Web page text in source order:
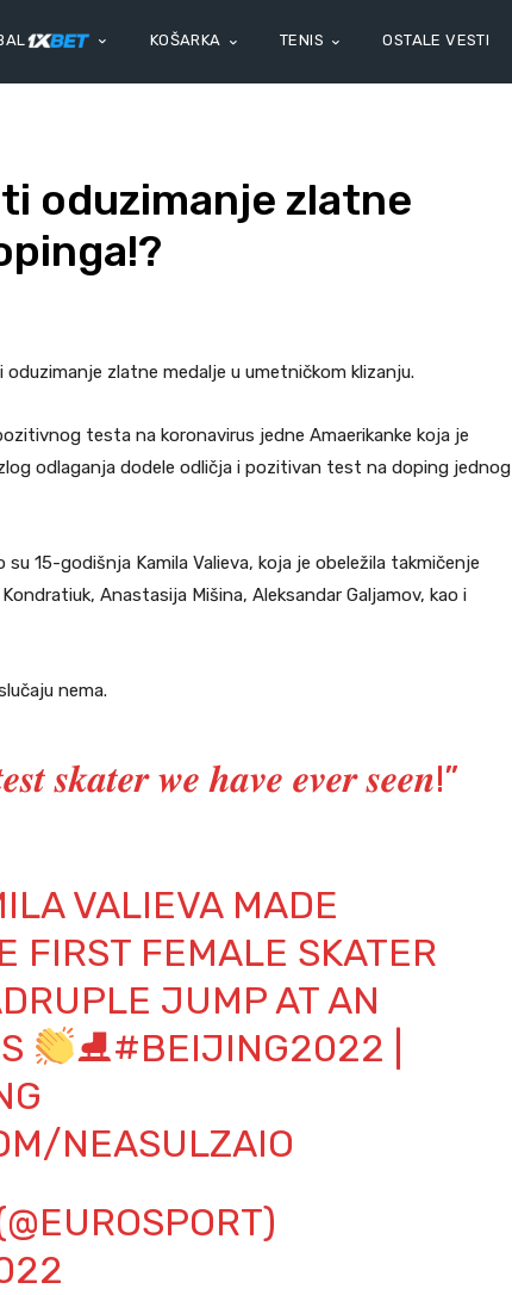
KOŠARKA TENIS OSTALE VESTI
oduzimanje zlatne
zlatne medalje u umetničkom klizanju.
testa na koronavirus jedne Amaerikanke koja je
odlaganja dodele odličja i pozitivan test na doping jednog
15-godišnja Kamila Valieva, koja je obeležila takmičenje
Anastasija Mišina, Aleksandar Galjamov, kao i
nema.
𝒔𝒌𝒂𝒕𝒆𝒓 𝒘𝒆 𝒉𝒂𝒗𝒆 𝒆𝒗𝒆𝒓 𝒔𝒆𝒆𝒏!”
VALIEVA MADE
FIRST FEMALE SKATER
JUMP AT AN
⛸#BEIJING2022
NEASULZAIO